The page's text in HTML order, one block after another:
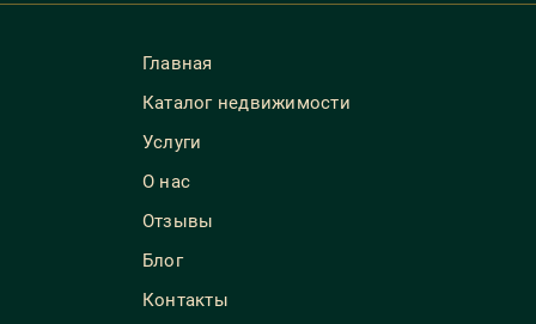
Главная
Каталог недвижимости
Услуги
О нас
Отзывы
Блог
Контакты